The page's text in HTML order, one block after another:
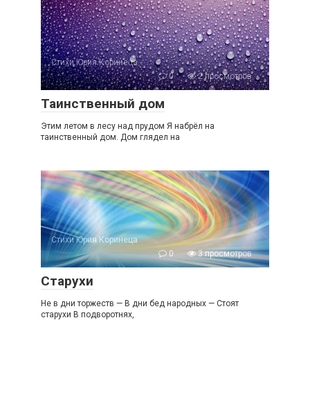
Стихи Юрия Коринеца
0
2 просмотров
Таинственный дом
Этим летом в лесу над прудом Я набрёл на
таинственный дом. Дом глядел на
Стихи Юрия Коринеца
0
3 просмотров
Старухи
Не в дни торжеств — В дни бед народных — Стоят
старухи В подворотнях,